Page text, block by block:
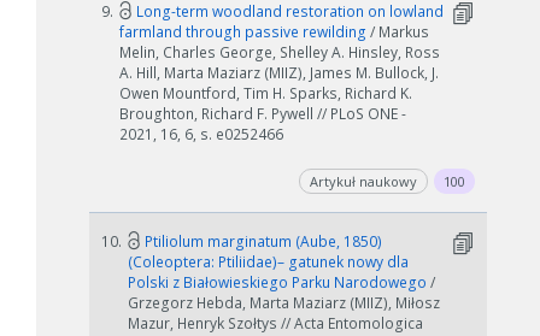
9.
Long-term woodland restoration on lowland
farmland through passive rewilding / Markus
Melin, Charles George, Shelley A. Hinsley, Ross
A. Hill, Marta Maziarz (MIIZ), James M. Bullock, J.
Owen Mountford, Tim H. Sparks, Richard K.
Broughton, Richard F. Pywell // PLoS ONE -
2021, 16, 6, s. e0252466
Artykuł naukowy 100
10.
Ptiliolum marginatum (Aube, 1850)
(Coleoptera: Ptiliidae)– gatunek nowy dla
Polski z Białowieskiego Parku Narodowego /
Grzegorz Hebda, Marta Maziarz (MIIZ), Miłosz
Mazur, Henryk Szołtys // Acta Entomologica